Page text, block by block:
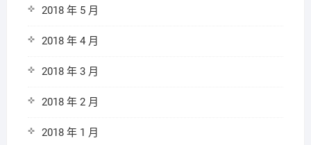
2018 年 5 月
2018 年 4 月
2018 年 3 月
2018 年 2 月
2018 年 1 月